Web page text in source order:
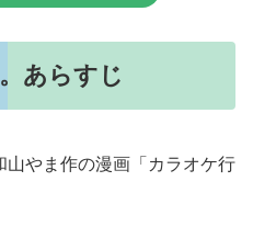
あらすじ
山やま作の漫画「カラオケ行